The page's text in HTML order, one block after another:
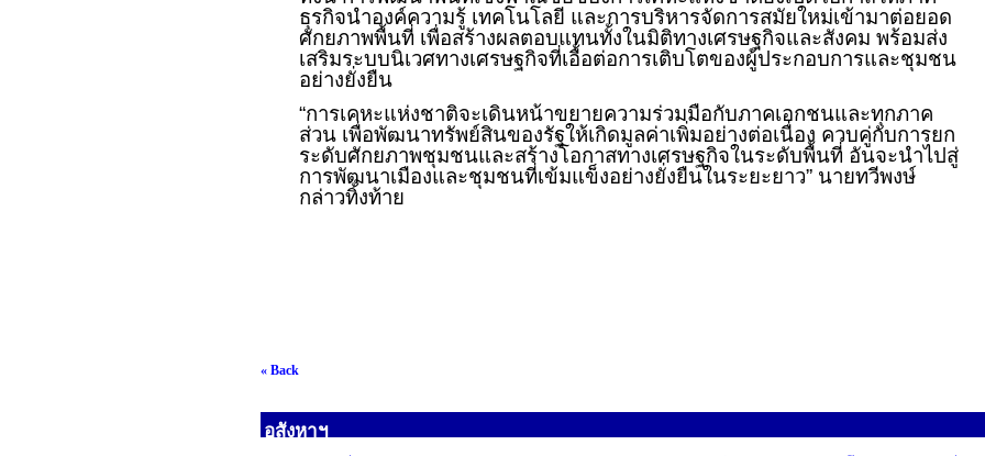
ธุรกิจนำองค์ความรู้ เทคโนโลยี และการบริหารจัดการสมัยใหม่เข้ามาต่อยอด
ศักยภาพพื้นที่ เพื่อสร้างผลตอบแทนทั้งในมิติทางเศรษฐกิจและสังคม พร้อมส่ง
เสริมระบบนิเวศทางเศรษฐกิจที่เอื้อต่อการเติบโตของผู้ประกอบการและชุมชน
อย่างยั่งยืน
“การเคหะแห่งชาติจะเดินหน้าขยายความร่วมมือกับภาคเอกชนและทุกภาค
ส่วน เพื่อพัฒนาทรัพย์สินของรัฐให้เกิดมูลค่าเพิ่มอย่างต่อเนื่อง ควบคู่กับการยก
ระดับศักยภาพชุมชนและสร้างโอกาสทางเศรษฐกิจในระดับพื้นที่ อันจะนำไปสู่
การพัฒนาเมืองและชุมชนที่เข้มแข็งอย่างยั่งยืนในระยะยาว” นายทวีพงษ์
กล่าวทิ้งท้าย
« Back
อสังหาฯ